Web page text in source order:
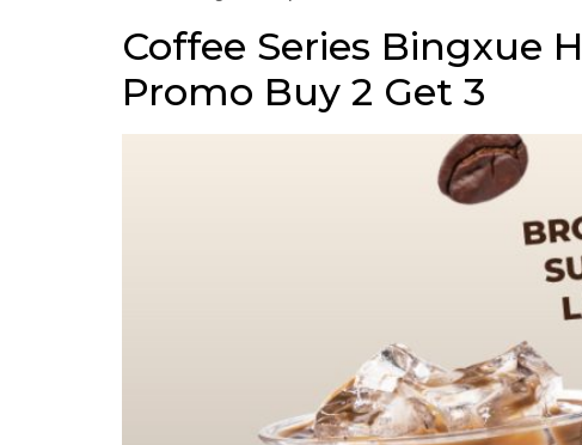
Coffee Series Bingxue
Promo Buy 2 Get 3